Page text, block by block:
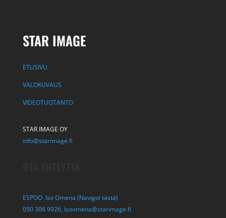
STAR IMAGE
ETUSIVU
VALOKUVAUS
VIDEOTUOTANTO
STAR IMAGE OY
info@starimage.fi
ESPOO Iso Omena (Navigoi tästä)
050 306 9926, Isoomena@starimage.fi